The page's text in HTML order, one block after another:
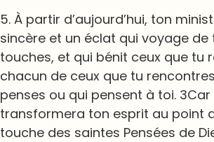
5. À partir d’aujourd’hui, ton
sincère et un éclat qui voyage
touches, et qui bénit ceux que tu
chacun de ceux que tu
penses ou qui pensent à toi.
transformera ton esprit au point
touche des saintes Pensées de